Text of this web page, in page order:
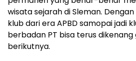
wisata sejarah di Sleman.
klub dari era APBD samopai jadi
berbadan PT bisa terus dikenang
berikutnya.